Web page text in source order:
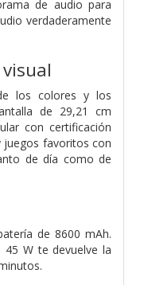
de audio para
verdaderamente
los colores y los
de 29,21 cm
con certificación
juegos favoritos con
de día como de
de 8600 mAh.
45 W te devuelve la